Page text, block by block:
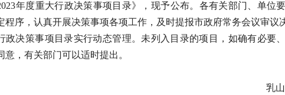
年度重大行政决策事项目录》，现予公布。各有关部门、单位
程序，认真开展决策事项各项工作，及时提报市政府常务会议审议
政决策事项目录实行动态管理。未列入目录的项目，如确有必要
意，有关部门可以适时提出。
乳